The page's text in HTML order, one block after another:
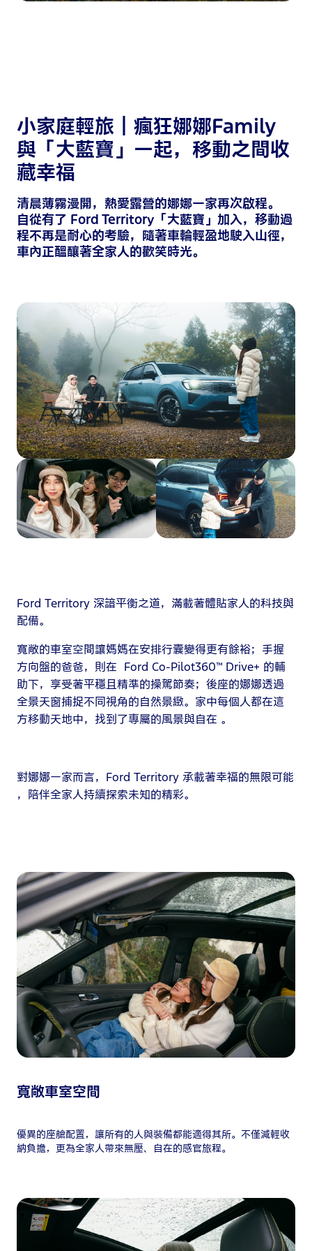
小家庭輕旅｜瘋狂娜娜Family
與「大藍寶」一起，移動之間收
藏幸福
清晨薄霧漫開，熱愛露營的娜娜一家再次啟程。
自從有了 Ford Territory「大藍寶」加入，移動過
程不再是耐心的考驗，隨著車輪輕盈地駛入山徑，
車內正醞釀著全家人的歡笑時光。
Ford Territory 深諳平衡之道，滿載著體貼家人的科技與
配備。
寬敞的車室空間讓媽媽在安排行囊變得更有餘裕；手握
方向盤的爸爸，則在 Ford Co-Pilot360™ Drive+ 的輔
助下，享受著平穩且精準的操駕節奏；後座的娜娜透過
全景天窗捕捉不同視角的自然景緻。家中每個人都在這
方移動天地中，找到了專屬的風景與自在 。
對娜娜一家而言，Ford Territory 承載著幸福的無限可能
，陪伴全家人持續探索未知的精彩。
寬敞車室空間
優異的座艙配置，讓所有的人與裝備都能適得其所。不僅減輕收
納負擔，更為全家人帶來無壓、自在的感官旅程。